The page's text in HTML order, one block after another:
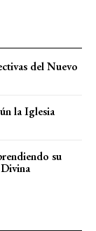
del Nuevo
la Iglesia
su